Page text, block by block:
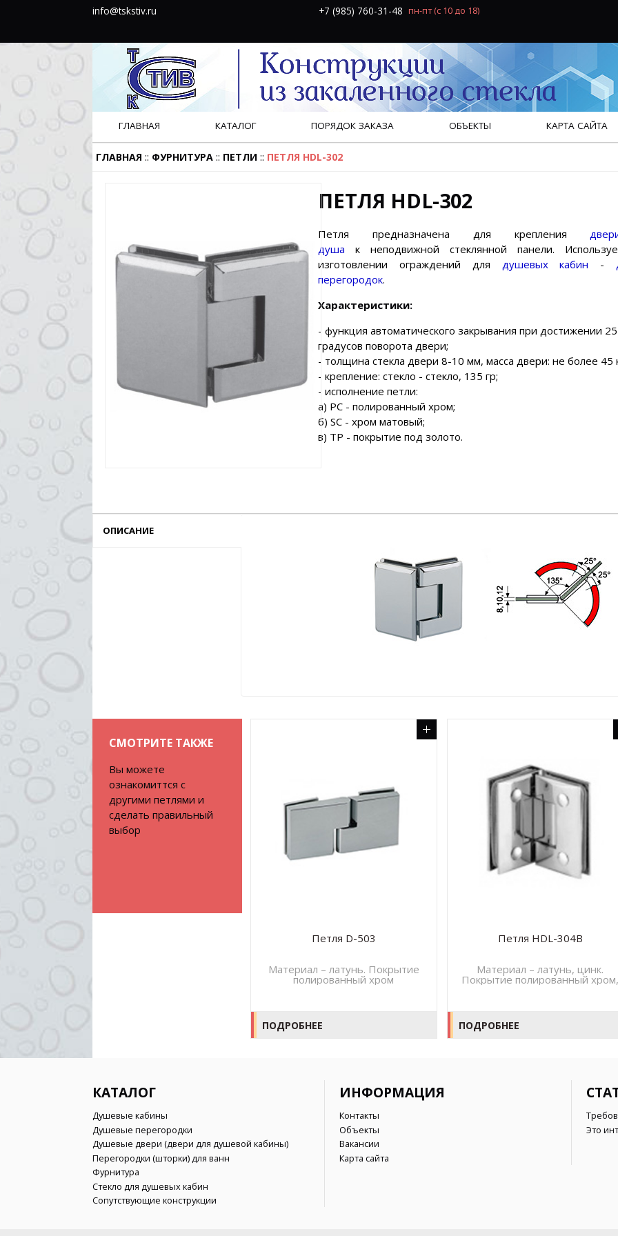
info@tskstiv.ru +7 (985) 760-31-48 пн-пт(с 10 до 18)
ГЛАВНАЯ КАТАЛОГ ПОРЯДОК ЗАКАЗА ОБЪЕКТЫ КАРТА САЙТА
ГЛАВНАЯ :: ФУРНИТУРА :: ПЕТЛИ :: ПЕТЛЯ HDL-302
ПЕТЛЯ HDL-302
Петля предназначена для крепления
душа к неподвижной стеклянной панели.
изготовлении ограждений для душевых кабин -
перегородок.
Характеристики:
- функция автоматического закрывания при достижении 25
градусов поворота двери;
- толщина стекла двери 8-10 мм, масса двери: не более 45
- крепление: стекло - стекло, 135 гр;
- исполнение петли:
а) PC - полированный хром;
б) SC - хром матовый;
в) TP - покрытие под золото.
ОПИСАНИЕ
СМОТРИТЕ ТАКЖЕ
Вы можете
ознакомиттся с
другими петлями и
сделать правильный
выбор
Петля D-503
Материал – латунь. Покрытие
полированный хром
ПОДРОБНЕЕ
Петля HDL-304B
Материал – латунь, цинк.
Покрытие полированный
ПОДРОБНЕЕ
КАТАЛОГ
Душевые кабины
Душевые перегородки
Душевые двери (двери для душевой кабины)
Перегородки (шторки) для ванн
Фурнитура
Стекло для душевых кабин
Сопутствующие конструкции
ИНФОРМАЦИЯ
Контакты
Объекты
Вакансии
Карта сайта
Это